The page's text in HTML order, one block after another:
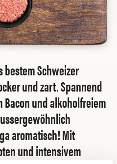
Schweizer
und zart. Spannend
und alkoholfreiem
aromatisch! Mit
und intensivem